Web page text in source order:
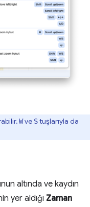
Wve Stuşlarıyla da
altında ve kaydın
yer aldığı Zaman